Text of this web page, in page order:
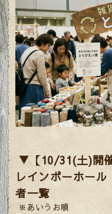
▼【10/31(土)開
レインボーホー
者一覧
※あいうお順